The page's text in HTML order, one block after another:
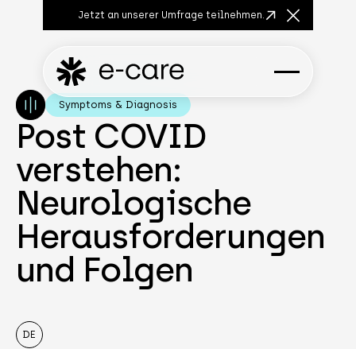
Jetzt an unserer Umfrage teilnehmen.
Close
Symptoms & Diagnosis
Post COVID
verstehen:
Neurologische
Herausforderungen
und Folgen
DE